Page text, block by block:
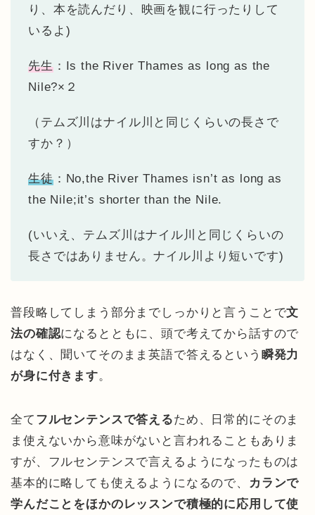
り、本を読んだり、映画を観に行ったりして
いるよ)
先生：Is the River Thames as long as the
Nile?×２
（テムズ川はナイル川と同じくらいの長さで
すか？）
生徒：No,the River Thames isn’t as long as
the Nile;it’s shorter than the Nile.
(いいえ、テムズ川はナイル川と同じくらいの
長さではありません。ナイル川より短いです)
普段略してしまう部分までしっかりと言うことで文
法の確認になるとともに、頭で考えてから話すので
はなく、聞いてそのまま英語で答えるという 瞬発力
が身に付きます。
全て フルセンテンスで答えるため、日常的にそのま
ま使えないから意味がないと言われることもありま
すが、フルセンテンスで言えるようになったものは
基本的に略しても使えるようになるので、
カランで
学んだことをほかのレッスンで積極的に応用して使